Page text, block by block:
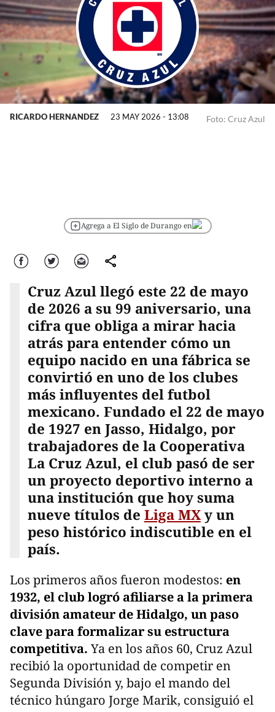
Foto: Cruz Azul
RICARDO HERNANDEZ 23 MAY 2026 - 13:08
Agrega a El Siglo de Durango en
Facebook Twitter Correo comparte
Cruz Azul llegó este 22 de mayo
de 2026 a su 99 aniversario, una
cifra que obliga a mirar hacia
atrás para entender cómo un
equipo nacido en una fábrica se
convirtió en uno de los clubes
más influyentes del futbol
mexicano. Fundado el 22 de mayo
de 1927 en Jasso, Hidalgo, por
trabajadores de la Cooperativa
La Cruz Azul, el club pasó de ser
un proyecto deportivo interno a
una institución que hoy suma
nueve títulos de Liga MXy un
peso histórico indiscutible en el
país.
Los primeros años fueron modestos: en
1932, el club logró afiliarse a la primera
división amateur de Hidalgo, un paso
clave para formalizar su estructura
competitiva. Ya en los años 60, Cruz Azul
recibió la oportunidad de competir en
Segunda División y, bajo el mando del
técnico húngaro Jorge Marik, consiguió el